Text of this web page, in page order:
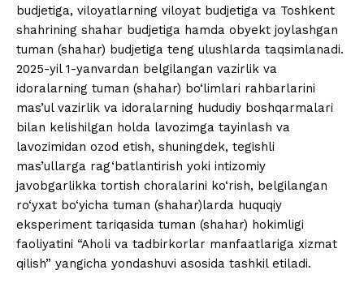
budjetiga, viloyatlarning viloyat budjetiga va Toshkent
shahrining shahar budjetiga hamda obyekt joylashgan
tuman (shahar) budjetiga teng ulushlarda taqsimlanadi.
2025-yil 1-yanvardan belgilangan vazirlik va
idoralarning tuman (shahar) bo‘limlari rahbarlarini
mas’ul vazirlik va idoralarning hududiy boshqarmalari
bilan kelishilgan holda lavozimga tayinlash va
lavozimidan ozod etish, shuningdek, tegishli
mas’ullarga rag‘batlantirish yoki intizomiy
javobgarlikka tortish choralarini ko‘rish, belgilangan
ro‘yxat bo‘yicha tuman (shahar)larda huquqiy
eksperiment tariqasida tuman (shahar) hokimligi
faoliyatini “Aholi va tadbirkorlar manfaatlariga xizmat
qilish” yangicha yondashuvi asosida tashkil etiladi.